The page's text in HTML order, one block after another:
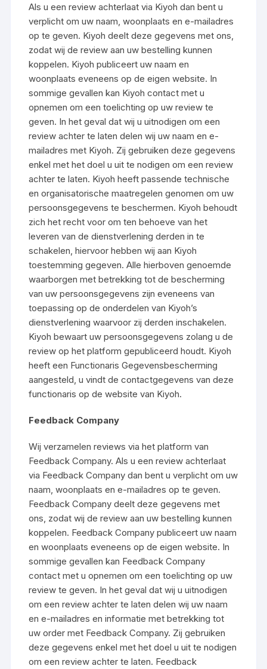
Als u een review achterlaat via Kiyoh dan bent u
verplicht om uw naam, woonplaats en e-mailadres
op te geven. Kiyoh deelt deze gegevens met ons,
zodat wij de review aan uw bestelling kunnen
koppelen. Kiyoh publiceert uw naam en
woonplaats eveneens op de eigen website. In
sommige gevallen kan Kiyoh contact met u
opnemen om een toelichting op uw review te
geven. In het geval dat wij u uitnodigen om een
review achter te laten delen wij uw naam en e-
mailadres met Kiyoh. Zij gebruiken deze gegevens
enkel met het doel u uit te nodigen om een review
achter te laten. Kiyoh heeft passende technische
en organisatorische maatregelen genomen om uw
persoonsgegevens te beschermen. Kiyoh behoudt
zich het recht voor om ten behoeve van het
leveren van de dienstverlening derden in te
schakelen, hiervoor hebben wij aan Kiyoh
toestemming gegeven. Alle hierboven genoemde
waarborgen met betrekking tot de bescherming
van uw persoonsgegevens zijn eveneens van
toepassing op de onderdelen van Kiyoh’s
dienstverlening waarvoor zij derden inschakelen.
Kiyoh bewaart uw persoonsgegevens zolang u de
review op het platform gepubliceerd houdt. Kiyoh
heeft een Functionaris Gegevensbescherming
aangesteld, u vindt de contactgegevens van deze
functionaris op de website van Kiyoh.
Feedback Company
Wij verzamelen reviews via het platform van
Feedback Company. Als u een review achterlaat
via Feedback Company dan bent u verplicht om uw
naam, woonplaats en e-mailadres op te geven.
Feedback Company deelt deze gegevens met
ons, zodat wij de review aan uw bestelling kunnen
koppelen. Feedback Company publiceert uw naam
en woonplaats eveneens op de eigen website. In
sommige gevallen kan Feedback Company
contact met u opnemen om een toelichting op uw
review te geven. In het geval dat wij u uitnodigen
om een review achter te laten delen wij uw naam
en e-mailadres en informatie met betrekking tot
uw order met Feedback Company. Zij gebruiken
deze gegevens enkel met het doel u uit te nodigen
om een review achter te laten. Feedback